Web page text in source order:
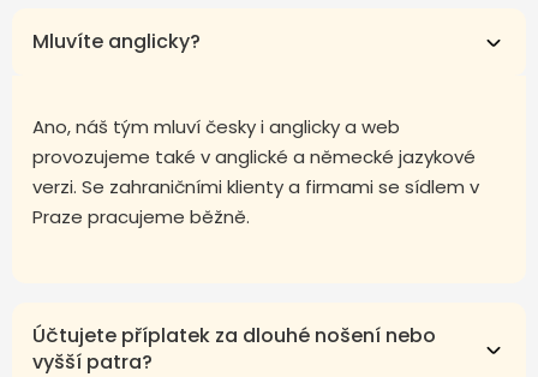
Mluvíte anglicky?
Ano, náš tým mluví česky i anglicky a web
provozujeme také v anglické a německé jazykové
verzi. Se zahraničními klienty a firmami se sídlem v
Praze pracujeme běžně.
Účtujete příplatek za dlouhé nošení nebo
vyšší patra?